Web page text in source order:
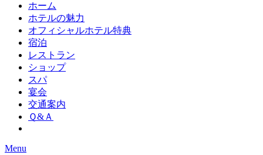
ホーム
ホテルの魅力
オフィシャルホテル特典
宿泊
レストラン
ショップ
スパ
宴会
交通案内
Ｑ&Ａ
Menu